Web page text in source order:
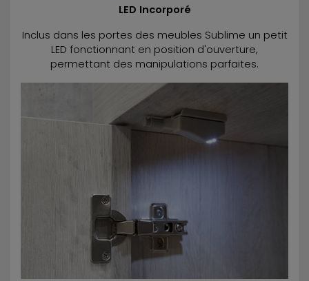
LED Incorporé
Inclus dans les portes des meubles Sublime un petit
LED fonctionnant en position d'ouverture,
permettant des manipulations parfaites.